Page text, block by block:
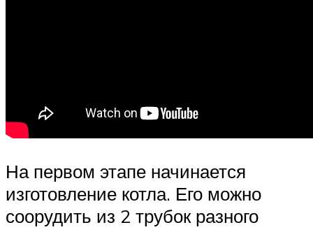
На первом этапе начинается
изготовление котла. Его можно
соорудить из 2 трубок разного